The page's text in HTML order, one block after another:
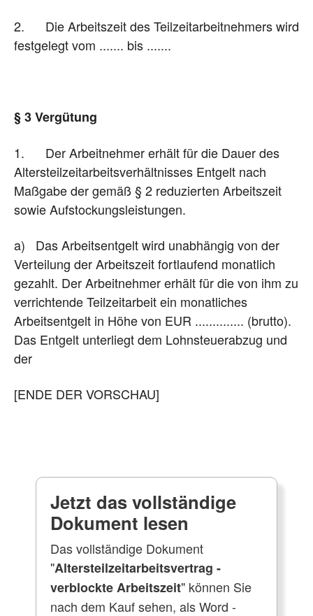
2. Die Arbeitszeit des Teilzeitarbeitnehmers wird
festgelegt vom ....... bis .......
§ 3 Vergütung
1. Der Arbeitnehmer erhält für die Dauer des
Altersteilzeitarbeitsverhältnisses Entgelt nach
Maßgabe der gemäß § 2 reduzierten Arbeitszeit
sowie Aufstockungsleistungen.
a) Das Arbeitsentgelt wird unabhängig von der
Verteilung der Arbeitszeit fortlaufend monatlich
gezahlt. Der Arbeitnehmer erhält für die von ihm zu
verrichtende Teilzeitarbeit ein monatliches
Arbeitsentgelt in Höhe von EUR .............. (brutto).
Das Entgelt unterliegt dem Lohnsteuerabzug und
der
[ENDE DER VORSCHAU]
Jetzt das vollständige
Dokument lesen
Das vollständige Dokument
"Altersteilzeitarbeitsvertrag -
verblockte Arbeitszeit" können Sie
nach dem Kauf sehen, als Word -